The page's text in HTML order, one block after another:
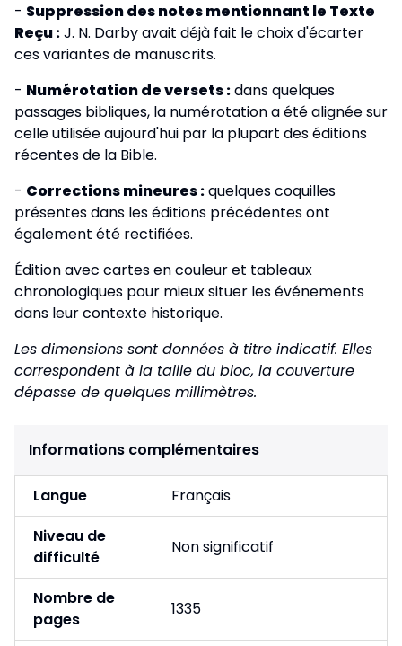
- Suppression des notes mentionnant le Texte
Reçu :J. N. Darby avait déjà fait le choix d'écarter
ces variantes de manuscrits.
- Numérotation de versets :dans quelques
passages bibliques, la numérotation a été alignée sur
celle utilisée aujourd'hui par la plupart des éditions
récentes de la Bible.
- Corrections mineures :quelques coquilles
présentes dans les éditions précédentes ont
également été rectifiées.
Édition avec cartes en couleur et tableaux
chronologiques pour mieux situer les événements
dans leur contexte historique.
Les dimensions sont données à titre indicatif. Elles
correspondent à la taille du bloc, la couverture
dépasse de quelques millimètres.
Informations complémentaires
Langue
Français
Niveau de
difficulté
Non significatif
Nombre de
pages
1335